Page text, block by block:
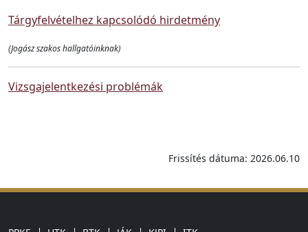
Tárgyfelvételhez kapcsolódó hirdetmény
(Jogász szakos hallgatóinknak)
Vizsgajelentkezési problémák
Frissítés dátuma: 2026.06.10